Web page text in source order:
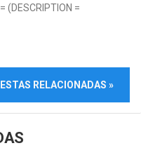
=
RELACIONADAS »